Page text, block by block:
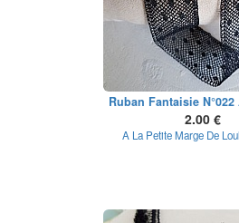
Ruban Fantaisie
2.00 €
A La Petite Marge De